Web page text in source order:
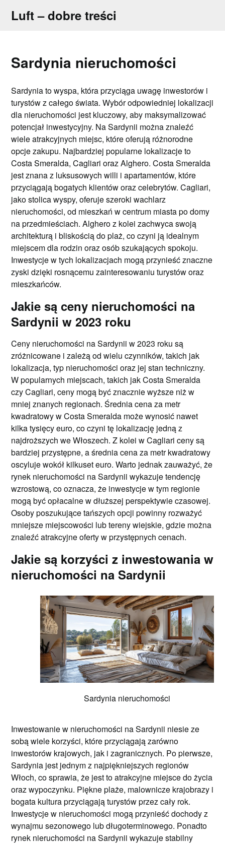
Luft – dobre treści
Sardynia nieruchomości
Sardynia to wyspa, która przyciąga uwagę inwestorów i
turystów z całego świata. Wybór odpowiedniej lokalizacji
dla nieruchomości jest kluczowy, aby maksymalizować
potencjał inwestycyjny. Na Sardynii można znaleźć
wiele atrakcyjnych miejsc, które oferują różnorodne
opcje zakupu. Najbardziej popularne lokalizacje to
Costa Smeralda, Cagliari oraz Alghero. Costa Smeralda
jest znana z luksusowych willi i apartamentów, które
przyciągają bogatych klientów oraz celebrytów. Cagliari,
jako stolica wyspy, oferuje szeroki wachlarz
nieruchomości, od mieszkań w centrum miasta po domy
na przedmieściach. Alghero z kolei zachwyca swoją
architekturą i bliskością do plaż, co czyni ją idealnym
miejscem dla rodzin oraz osób szukających spokoju.
Inwestycje w tych lokalizacjach mogą przynieść znaczne
zyski dzięki rosnącemu zainteresowaniu turystów oraz
mieszkańców.
Jakie są ceny nieruchomości na
Sardynii w 2023 roku
Ceny nieruchomości na Sardynii w 2023 roku są
zróżnicowane i zależą od wielu czynników, takich jak
lokalizacja, typ nieruchomości oraz jej stan techniczny.
W popularnych miejscach, takich jak Costa Smeralda
czy Cagliari, ceny mogą być znacznie wyższe niż w
mniej znanych regionach. Średnia cena za metr
kwadratowy w Costa Smeralda może wynosić nawet
kilka tysięcy euro, co czyni tę lokalizację jedną z
najdroższych we Włoszech. Z kolei w Cagliari ceny są
bardziej przystępne, a średnia cena za metr kwadratowy
oscyluje wokół kilkuset euro. Warto jednak zauważyć, że
rynek nieruchomości na Sardynii wykazuje tendencję
wzrostową, co oznacza, że inwestycje w tym regionie
mogą być opłacalne w dłuższej perspektywie czasowej.
Osoby poszukujące tańszych opcji powinny rozważyć
mniejsze miejscowości lub tereny wiejskie, gdzie można
znaleźć atrakcyjne oferty w przystępnych cenach.
Jakie są korzyści z inwestowania w
nieruchomości na Sardynii
Sardynia nieruchomości
Inwestowanie w nieruchomości na Sardynii niesie ze
sobą wiele korzyści, które przyciągają zarówno
inwestorów krajowych, jak i zagranicznych. Po pierwsze,
Sardynia jest jednym z najpiękniejszych regionów
Włoch, co sprawia, że jest to atrakcyjne miejsce do życia
oraz wypoczynku. Piękne plaże, malownicze krajobrazy i
bogata kultura przyciągają turystów przez cały rok.
Inwestycje w nieruchomości mogą przynieść dochody z
wynajmu sezonowego lub długoterminowego. Ponadto
rynek nieruchomości na Sardynii wykazuje stabilny